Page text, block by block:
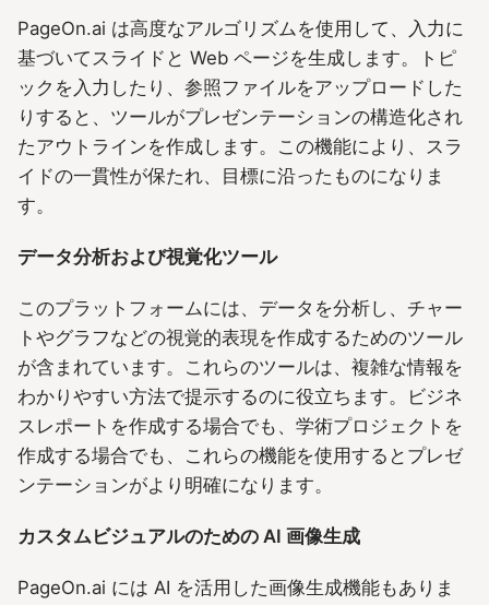
PageOn.ai は高度なアルゴリズムを使用して、入力に
基づいてスライドと Web ページを生成します。トピ
ックを入力したり、参照ファイルをアップロードした
りすると、ツールがプレゼンテーションの構造化され
たアウトラインを作成します。この機能により、スラ
イドの一貫性が保たれ、目標に沿ったものになりま
す。
データ分析および視覚化ツール
このプラットフォームには、データを分析し、チャー
トやグラフなどの視覚的表現を作成するためのツール
が含まれています。これらのツールは、複雑な情報を
わかりやすい方法で提示するのに役立ちます。ビジネ
スレポートを作成する場合でも、学術プロジェクトを
作成する場合でも、これらの機能を使用するとプレゼ
ンテーションがより明確になります。
カスタムビジュアルのための AI 画像生成
PageOn.ai には AI を活用した画像生成機能もありま